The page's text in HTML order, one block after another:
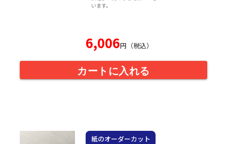
います。
6,006円（税込）
カートに入れる
紙のオーダーカット